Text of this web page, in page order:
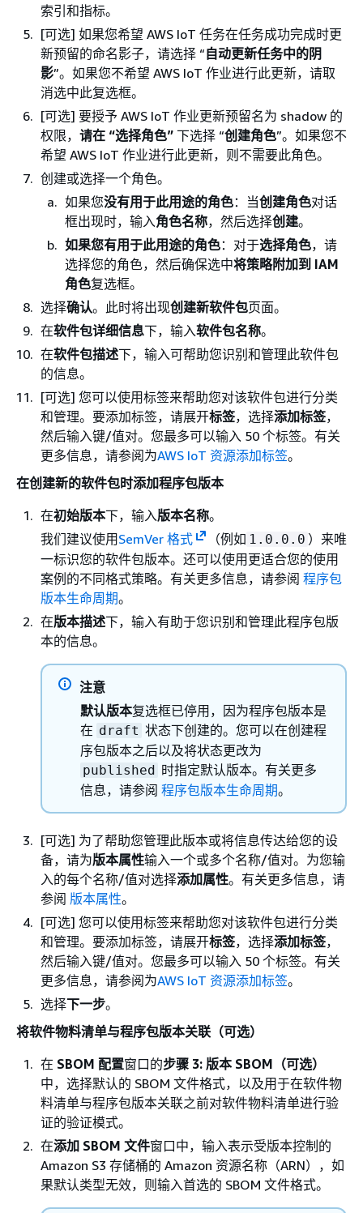
索引和指标。
[可选] 如果您希望 AWS IoT 任务在任务成功完成时更
新预留的命名影子，请选择 “自动更新任务中的阴
影”。如果您不希望 AWS IoT 作业进行此更新，请取
消选中此复选框。
[可选] 要授予 AWS IoT 作业更新预留名为 shadow 的
权限， 请在 “选择角色” 下选择 “创建角色”。如果您不
希望 AWS IoT 作业进行此更新，则不需要此角色。
创建或选择一个角色。
如果您没有用于此用途的角色：当创建角色对话
框出现时，输入角色名称，然后选择创建。
如果您有用于此用途的角色：对于选择角色，请
选择您的角色，然后确保选中将策略附加到 IAM
角色复选框。
选择确认。此时将出现创建新软件包页面。
在软件包详细信息下，输入软件包名称。
在软件包描述下，输入可帮助您识别和管理此软件包
的信息。
[可选] 您可以使用标签来帮助您对该软件包进行分类
和管理。要添加标签，请展开标签，选择添加标签，
然后输入键/值对。您最多可以输入 50 个标签。有关
更多信息，请参阅为AWS IoT 资源添加标签。
在创建新的软件包时添加程序包版本
在初始版本下，输入版本名称。
我们建议使用 SemVer 格式 （例如 1.0.0.0 ）来唯
一标识您的软件包版本。还可以使用更适合您的使用
案例的不同格式策略。有关更多信息，请参阅 程序包
版本生命周期。
在版本描述下，输入有助于您识别和管理此程序包版
本的信息。
注意
默认版本复选框已停用，因为程序包版本是
在 draft 状态下创建的。您可以在创建程
序包版本之后以及将状态更改为
published 时指定默认版本。有关更多
信息，请参阅 程序包版本生命周期。
[可选] 为了帮助您管理此版本或将信息传达给您的设
备，请为版本属性输入一个或多个名称/值对。为您输
入的每个名称/值对选择添加属性。有关更多信息，请
参阅 版本属性。
[可选] 您可以使用标签来帮助您对该软件包进行分类
和管理。要添加标签，请展开标签，选择添加标签，
然后输入键/值对。您最多可以输入 50 个标签。有关
更多信息，请参阅为AWS IoT 资源添加标签。
选择下一步。
将软件物料清单与程序包版本关联（可选）
在 SBOM 配置窗口的步骤 3: 版本 SBOM（可选）
中，选择默认的 SBOM 文件格式，以及用于在软件物
料清单与程序包版本关联之前对软件物料清单进行验
证的验证模式。
在添加 SBOM 文件窗口中，输入表示受版本控制的
Amazon S3 存储桶的 Amazon 资源名称（ARN），如
果默认类型无效，则输入首选的 SBOM 文件格式。